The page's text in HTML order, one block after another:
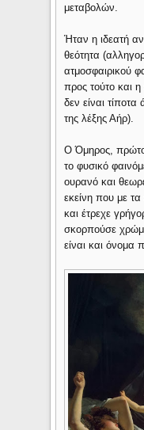
μεταβολών.
Ήταν η ιδεατή
θεότητα
ατμοσφαιρικού
προς τούτο και
δεν είναι
της λέξης Αήρ).
Ο Όμηρος,
το φυσικό
ουρανό και
εκείνη που με
και έτρεχε
σκορπούσε
είναι και όνομα